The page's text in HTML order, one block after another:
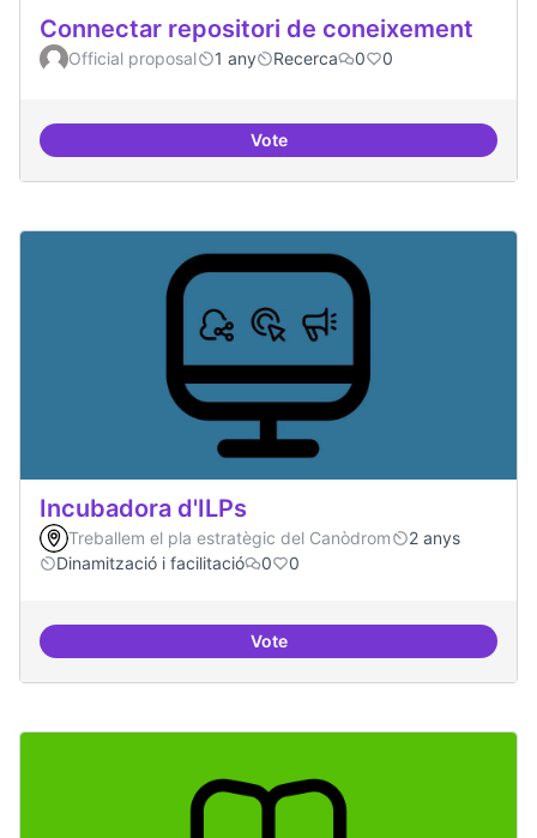
Connectar repositori de coneixement
Official proposal 1 any Recerca 0 0
VoteConnectar repositori de
Incubadora d'ILPs
Treballem el pla estratègic del Canòdrom
2 anys
Dinamització i facilitació
0 0
VoteIncubadora d'ILPs